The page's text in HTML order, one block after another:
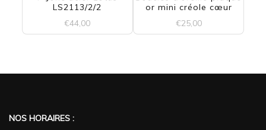
LS2113/2/2
€44,00
or mini créole cœur
€25,00
NOS HORAIRES :